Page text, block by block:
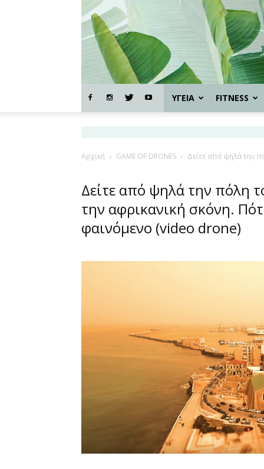
ΥΓΕΙΑ FITNESS
Αρχική GAME OF DRONES Δείτε από ψηλά την
Δείτε από ψηλά την πόλη
την αφρικανική σκόνη.
φαινόμενο (video drone)